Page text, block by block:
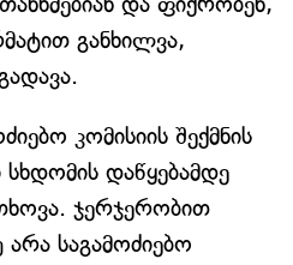
განხილვა,
კომისიის შექმნის
დაწყებამდე
ჯერჯერობით
არა საგამოძიებო